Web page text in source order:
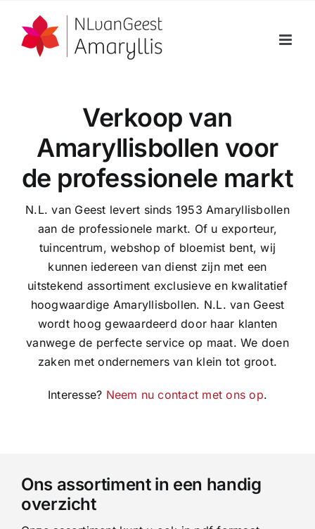
naar
inhoud
Verkoop van
Amaryllisbollen voor
de professionele markt
N.L. van Geest levert sinds 1953 Amaryllisbollen
aan de professionele markt. Of u exporteur,
tuincentrum, webshop of bloemist bent, wij
kunnen iedereen van dienst zijn met een
uitstekend assortiment exclusieve en kwalitatief
hoogwaardige Amaryllisbollen. N.L. van Geest
wordt hoog gewaardeerd door haar klanten
vanwege de perfecte service op maat. We doen
zaken met ondernemers van klein tot groot.
Interesse? Neem nu contact met ons op.
Ons assortiment in een handig
overzicht